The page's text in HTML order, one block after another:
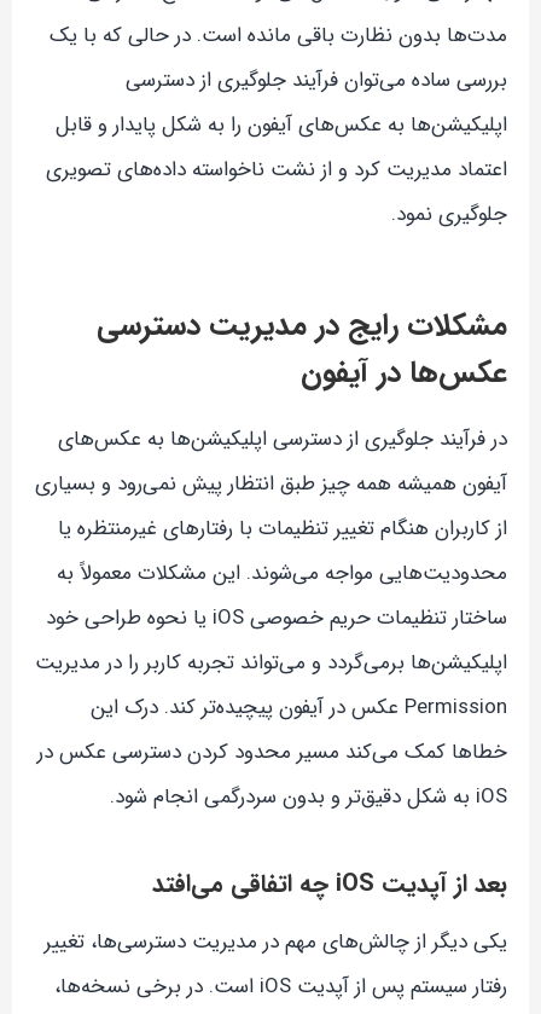
مدت‌ها بدون نظارت باقی مانده است. در حالی که با یک
بررسی ساده می‌توان فرآیند جلوگیری از دسترسی
اپلیکیشن‌ها به عکس‌های آیفون را به شکل پایدار و قابل
اعتماد مدیریت کرد و از نشت ناخواسته داده‌های تصویری
جلوگیری نمود.
مشکلات رایج در مدیریت دسترسی
عکس‌ها در آیفون
در فرآیند جلوگیری از دسترسی اپلیکیشن‌ها به عکس‌های
آیفون همیشه همه چیز طبق انتظار پیش نمی‌رود و بسیاری
از کاربران هنگام تغییر تنظیمات با رفتارهای غیرمنتظره یا
محدودیت‌هایی مواجه می‌شوند. این مشکلات معمولاً به
ساختار تنظیمات حریم خصوصی iOS یا نحوه طراحی خود
اپلیکیشن‌ها برمی‌گردد و می‌تواند تجربه کاربر را در مدیریت
Permission عکس در آیفون پیچیده‌تر کند. درک این
خطاها کمک می‌کند مسیر محدود کردن دسترسی عکس در
iOS به شکل دقیق‌تر و بدون سردرگمی انجام شود.
بعد از آپدیت iOS چه اتفاقی می‌افتد
یکی دیگر از چالش‌های مهم در مدیریت دسترسی‌ها، تغییر
رفتار سیستم پس از آپدیت iOS است. در برخی نسخه‌ها،